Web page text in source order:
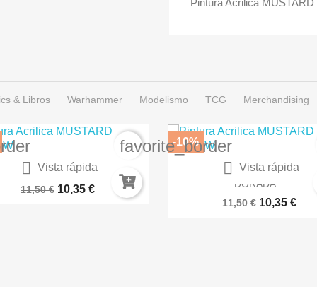
Pintura Acrilica
& Libros Warhammer Modelismo TCG Merchandising

Vista rápida
SEMIBRILLANTE EN...
11,50 € 10,35 €
favorite_border

Vista rápida
SPRAY COLOR ARMADURA
DORADA...
11,50 € 10,35 €
-10%